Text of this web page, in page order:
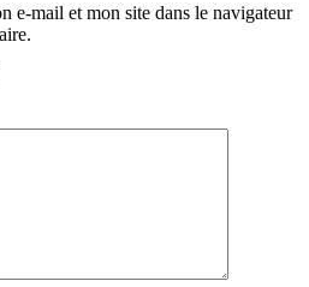
e-mail et mon site dans le navigateur